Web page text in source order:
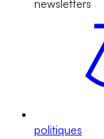
newsletters
politiques